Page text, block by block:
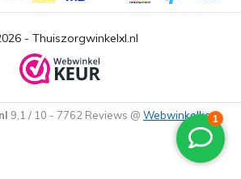
- Thuiszorgwinkelxl.nl
9,1 / 10 - 7762 Reviews @ Webwinkelkeur